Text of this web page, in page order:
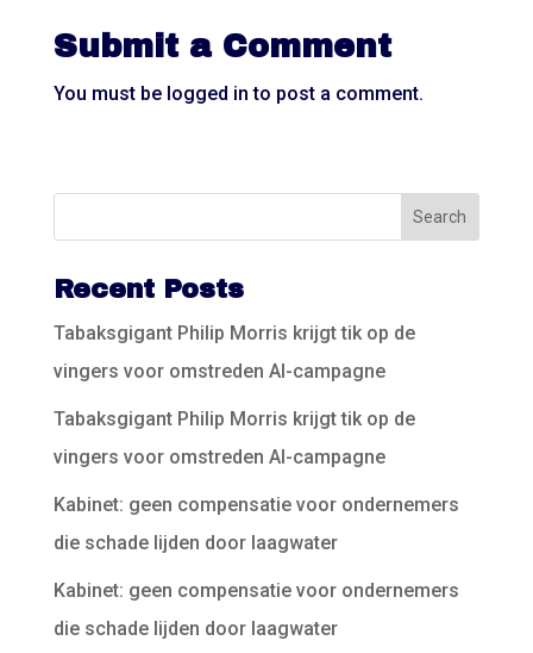
Submit a Comment
You must be logged in to post a comment.
Recent Posts
Tabaksgigant Philip Morris krijgt tik op de
vingers voor omstreden AI-campagne
Tabaksgigant Philip Morris krijgt tik op de
vingers voor omstreden AI-campagne
Kabinet: geen compensatie voor ondernemers
die schade lijden door laagwater
Kabinet: geen compensatie voor ondernemers
die schade lijden door laagwater